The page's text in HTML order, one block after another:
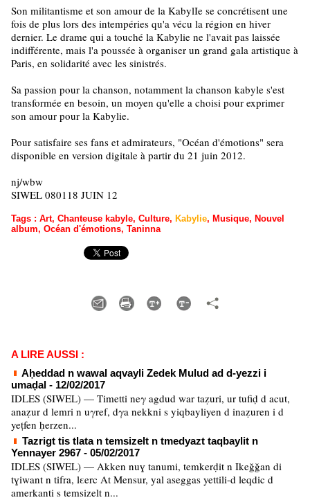
Son militantisme et son amour de la KabylIe se concrétisent une
fois de plus lors des intempéries qu'a vécu la région en hiver
dernier. Le drame qui a touché la Kabylie ne l'avait pas laissée
indifférente, mais l'a poussée à organiser un grand gala artistique à
Paris, en solidarité avec les sinistrés.
Sa passion pour la chanson, notamment la chanson kabyle s'est
transformée en besoin, un moyen qu'elle a choisi pour exprimer
son amour pour la Kabylie.
Pour satisfaire ses fans et admirateurs, "Océan d'émotions" sera
disponible en version digitale à partir du 21 juin 2012.
nj/wbw
SIWEL 080118 JUIN 12
Tags : Art, Chanteuse kabyle, Culture, Kabylie, Musique, Nouvel
album, Océan d'émotions, Taninna
A LIRE AUSSI :
Aḥeddad n wawal aqvayli Zedek Mulud ad d-yezzi i
umaḍal - 12/02/2017
IDLES (SIWEL) — Timetti neγ agdud war taẓuri, ur tufiḍ d acut,
anaẓur d lemri n uγref, dγa nekkni s yiqbayliyen d inaẓuren i d
yeṭfen ḥerzen...
Tazrigt tis tlata n temsizelt n tmedyazt taqbaylit n
Yennayer 2967 - 05/02/2017
IDLES (SIWEL) — Akken nuɣ tanumi, temkerḍit n Ikeğğan di
tɣiwant n tifra, lεerc At Mensur, yal aseggas yettili-d leqdic d
amerkanti s temsizelt n...